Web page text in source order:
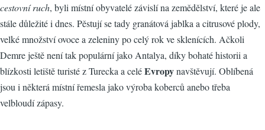
cestovní ruch, byli místní obyvatelé závislí na zemědělství, které je ale
stále důležité i dnes. Pěstují se tady granátová jablka a citrusové plody,
velké množství ovoce a zeleniny po celý rok ve sklenících. Ačkoli
Demre ještě není tak populární jako Antalya, díky bohaté historii a
blízkosti letiště turisté z Turecka a celéEvropynavštěvují. Oblíbená
jsou i některá místní řemesla jako výroba koberců anebo třeba
velbloudí zápasy.